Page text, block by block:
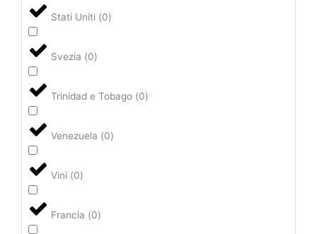
Stati Uniti (0)
Svezia (0)
Trinidad e Tobago (0)
Venezuela (0)
Vini (0)
Francia (0)